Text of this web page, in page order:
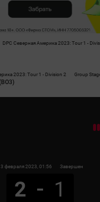
DPC Северная Америка 2023: Tour 1 -
2023: Tour 1 - Division 2 Group
февраля 2023 , 01:56 Завершен
2 1